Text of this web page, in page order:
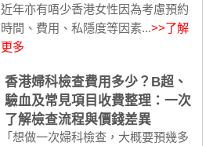
近年亦有唔少香港女性因為考慮預約
時間、費用、私隱度等因素...>>了解
更多
香港婦科檢查費用多少？B超、
驗血及常見項目收費整理：一次
了解檢查流程與價錢差異
「想做一次婦科檢查，大概要預幾多